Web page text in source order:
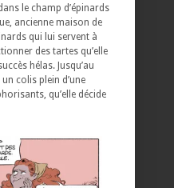
le champ d’épinards
ancienne maison de
qui lui servent à
des tartes qu’elle
hélas. Jusqu’au
colis plein d’une
qu’elle décide